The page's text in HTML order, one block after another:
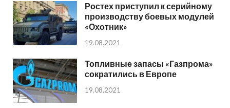
Ростех приступил к серийному
производству боевых модулей
«Охотник»
19.08.2021
Топливные запасы «Газпрома»
сократились в Европе
19.08.2021